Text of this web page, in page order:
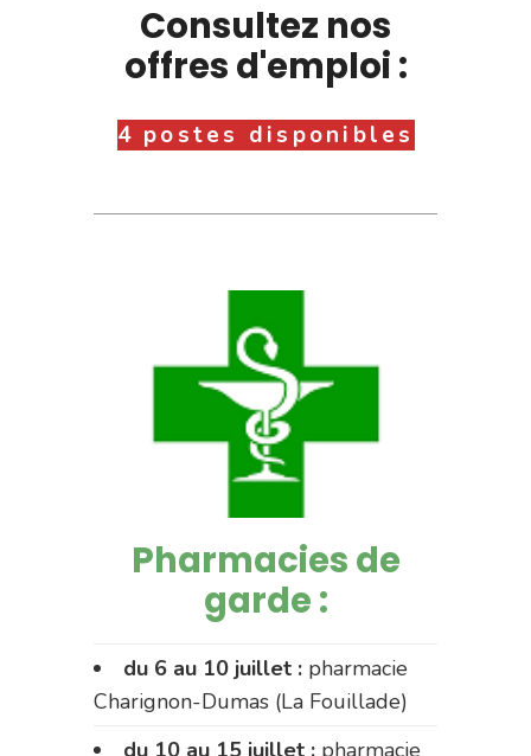
Consultez nos
offres d'emploi :
4 postes disponibles
Pharmacies de
garde :
du 6 au 10 juillet : pharmacie
Charignon-Dumas (La Fouillade)